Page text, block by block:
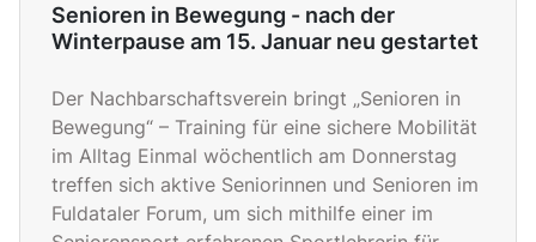
Senioren in Bewegung - nach der
Winterpause am 15. Januar neu gestartet
Der Nachbarschaftsverein bringt „Senioren in
Bewegung“ – Training für eine sichere Mobilität
im Alltag Einmal wöchentlich am Donnerstag
treffen sich aktive Seniorinnen und Senioren im
Fuldataler Forum, um sich mithilfe einer im